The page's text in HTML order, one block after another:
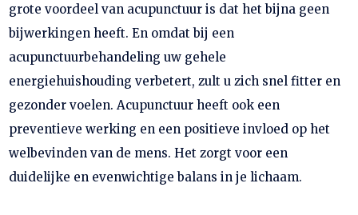
grote voordeel van acupunctuur is dat het bijna geen
bijwerkingen heeft. En omdat bij een
acupunctuurbehandeling uw gehele
energiehuishouding verbetert, zult u zich snel fitter en
gezonder voelen. Acupunctuur heeft ook een
preventieve werking en een positieve invloed op het
welbevinden van de mens. Het zorgt voor een
duidelijke en evenwichtige balans in je lichaam.